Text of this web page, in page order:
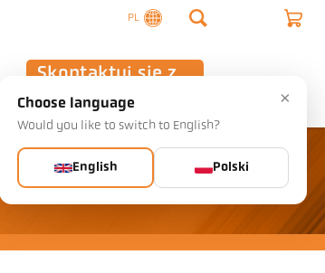
PL
Skontaktuj się z
nami
×
Choose language
Would you like to switch to English?
English Polski